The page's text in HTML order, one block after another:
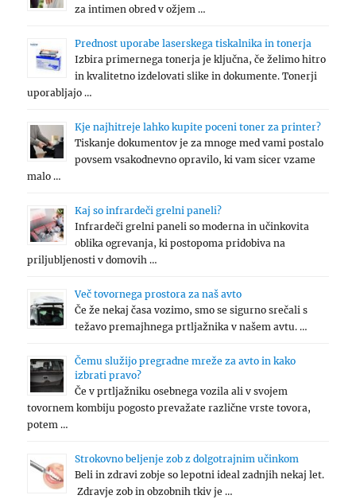
za intimen obred v ožjem …
Prednost uporabe laserskega tiskalnika in tonerja
Izbira primernega tonerja je ključna, če želimo hitro
in kvalitetno izdelovati slike in dokumente. Tonerji
uporabljajo …
Kje najhitreje lahko kupite poceni toner za printer?
Tiskanje dokumentov je za mnoge med vami postalo
povsem vsakodnevno opravilo, ki vam sicer vzame
malo …
Kaj so infrardeči grelni paneli?
Infrardeči grelni paneli so moderna in učinkovita
oblika ogrevanja, ki postopoma pridobiva na
priljubljenosti v domovih …
Več tovornega prostora za naš avto
Če že nekaj časa vozimo, smo se sigurno srečali s
težavo premajhnega prtljažnika v našem avtu. …
Čemu služijo pregradne mreže za avto in kako
izbrati pravo?
Če v prtljažniku osebnega vozila ali v svojem
tovornem kombiju pogosto prevažate različne vrste tovora,
potem …
Strokovno beljenje zob z dolgotrajnim učinkom
Beli in zdravi zobje so lepotni ideal zadnjih nekaj let.
Zdravje zob in obzobnih tkiv je …